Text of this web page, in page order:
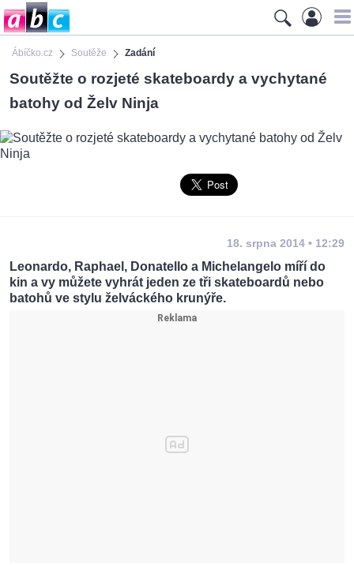
Ábíčko.cz Soutěže Zadání
Soutěžte o rozjeté skateboardy a vychytané
batohy od Želv Ninja
18. srpna 2014 • 12:29
Leonardo, Raphael, Donatello a Michelangelo míří do
kin a vy můžete vyhrát jeden ze tři skateboardů nebo
batohů ve stylu želváckého krunýře.